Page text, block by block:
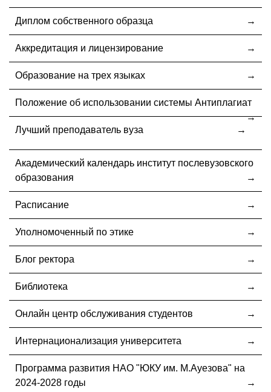
Диплом собственного образца
Аккредитация и лицензирование
Образование на трех языках
Положение об использовании системы Антиплагиат
Лучший преподаватель вуза
Академический календарь институт послевузовского
образования
Расписание
Уполномоченный по этике
Блог ректора
Библиотека
Онлайн центр обслуживания студентов
Интернационализация университета
Программа развития НАО "ЮКУ им. М.Ауезова" на
2024-2028 годы